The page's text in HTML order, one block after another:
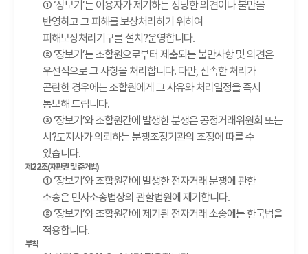
① ‘장보기’는 이용자가 제기하는 정당한 의견이나 불만을
반영하고 그 피해를 보상처리하기 위하여
피해보상처리기구를 설치?운영합니다.
② ‘장보기’는 조합원으로부터 제출되는 불만사항 및 의견은
우선적으로 그 사항을 처리합니다. 다만, 신속한 처리가
곤란한 경우에는 조합원에게 그 사유와 처리일정을 즉시
통보해 드립니다.
③ ‘장보기’와 조합원간에 발생한 분쟁은 공정거래위원회 또는
시?도지사가 의뢰하는 분쟁조정기관의 조정에 따를 수
있습니다.
제22조(재판권 및 준거법)
① ‘장보기’와 조합원간에 발생한 전자거래 분쟁에 관한
소송은 민사소송법상의 관할법원에 제기합니다.
② ‘장보기’와 조합원간에 제기된 전자거래 소송에는 한국법을
적용합니다.
부칙